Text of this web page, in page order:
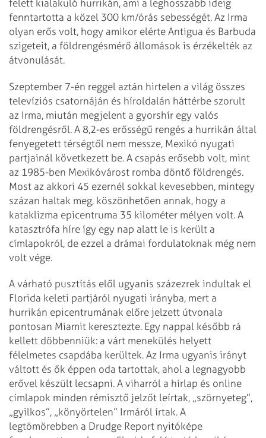
felett kialakuló hurrikán, ami a leghosszabb ideig
fenntartotta a közel 300 km/órás sebességét. Az Irma
olyan erős volt, hogy amikor elérte Antigua és Barbuda
szigeteit, a földrengésmérő állomások is érzékelték az
átvonulását.
Szeptember 7-én reggel aztán hirtelen a világ összes
televíziós csatornáján és híroldalán háttérbe szorult
az Irma, miután megjelent a gyorshír egy valós
földrengésről. A 8,2-es erősségű rengés a hurrikán által
fenyegetett térségtől nem messze, Mexikó nyugati
partjainál következett be. A csapás erősebb volt, mint
az 1985-ben Mexikóvárost romba döntő földrengés.
Most az akkori 45 ezernél sokkal kevesebben, mintegy
százan haltak meg, köszönhetően annak, hogy a
kataklizma epicentruma 35 kilométer mélyen volt. A
katasztrófa híre így egy nap alatt le is került a
címlapokról, de ezzel a drámai fordulatoknak még nem
volt vége.
A várható pusztítás elől ugyanis százezrek indultak el
Florida keleti partjáról nyugati irányba, mert a
hurrikán epicentrumának előre jelzett útvonala
pontosan Miamit keresztezte. Egy nappal később rá
kellett döbbenniük: a várt menekülés helyett
félelmetes csapdába kerültek. Az Irma ugyanis irányt
váltott és ők éppen oda tartottak, ahol a legnagyobb
erővel készült lecsapni. A viharról a hírlap és online
címlapok minden rémisztő jelzőt leírtak, „szörnyeteg”,
„gyilkos”, „könyörtelen” Irmáról írtak. A
legtömörebben a Drudge Report nyitóképe